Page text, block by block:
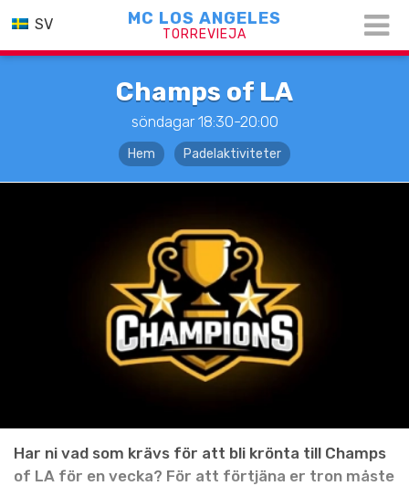
MC LOS ANGELES
TORREVIEJA
SV
Champs of LA
söndagar 18:30-20:00
Hem Padelaktiviteter
Har ni vad som krävs för att bli krönta till Champs
of LA för en vecka? För att förtjäna er tron måste